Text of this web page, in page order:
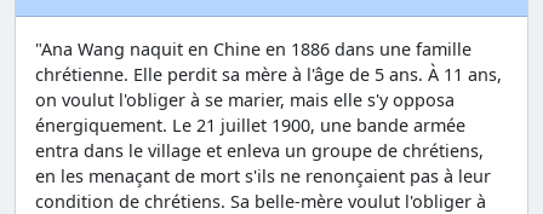
"Ana Wang naquit en Chine en 1886 dans une famille
chrétienne. Elle perdit sa mère à l'âge de 5 ans. À 11 ans,
on voulut l'obliger à se marier, mais elle s'y opposa
énergiquement. Le 21 juillet 1900, une bande armée
entra dans le village et enleva un groupe de chrétiens,
en les menaçant de mort s'ils ne renonçaient pas à leur
condition de chrétiens. Sa belle-mère voulut l'obliger à